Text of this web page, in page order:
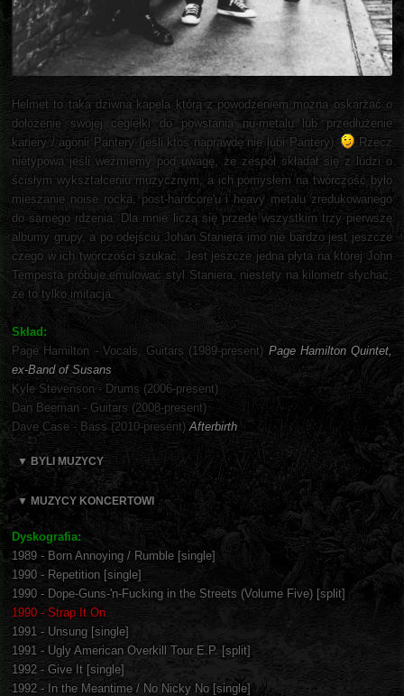
Helmet to taka dziwna kapela którą z powodzeniem można oskarżać o
dołożenie swojej cegiełki do powstania nu-metalu lub przedłużenie
kariery / agonii Pantery (jeśli ktoś naprawdę nie lubi Pantery).
Rzecz
nietypowa jeśli weźmiemy pod uwagę, że zespół składał się z ludzi o
ścisłym wykształceniu muzycznym, a ich pomysłem na twórczość było
mieszanie noise rocka, post-hardcore'u i heavy metalu zredukowanego
do samego rdzenia. Dla mnie liczą się przede wszystkim trzy pierwsze
albumy grupy, a po odejściu Johan Staniera imo nie bardzo jest jeszcze
czego w ich twórczości szukać. Jest jeszcze jedna płyta na której John
Tempesta próbuje emulować styl Staniera, niestety na kilometr słychać,
że to tylko imitacja.
Skład:
Page Hamilton - Vocals, Guitars (1989-present) Page Hamilton Quintet,
ex-Band of Susans
Kyle Stevenson - Drums (2006-present)
Dan Beeman - Guitars (2008-present)
Dave Case - Bass (2010-present) Afterbirth
▼ BYLI MUZYCY
▼ MUZYCY KONCERTOWI
Dyskografia:
1989 - Born Annoying / Rumble [single]
1990 - Repetition [single]
1990 - Dope-Guns-'n-Fucking in the Streets (Volume Five) [split]
1990 - Strap It On
1991 - Unsung [single]
1991 - Ugly American Overkill Tour E.P. [split]
1992 - Give It [single]
1992 - In the Meantime / No Nicky No [single]